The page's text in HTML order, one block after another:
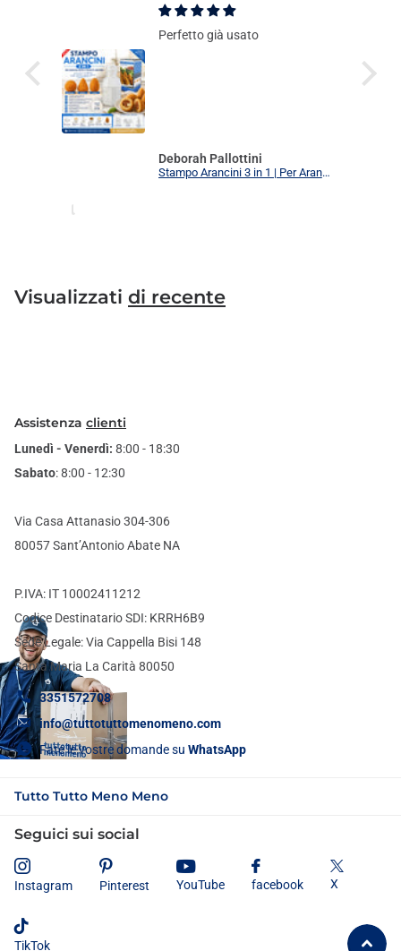
Perfetto già usato
Deborah Pallottini
Stampo Arancini 3 in 1 | Per Arancini, Supplì e Polpette Uniformi | 3 Forme Intercambiabili Food Grade + Ricettario
Visualizzati di recente
Assistenza clienti
Lunedì - Venerdì: 8:00 - 18:30
Sabato: 8:00 - 12:30
Via Casa Attanasio 304-306
80057 Sant’Antonio Abate NA
P.IVA: IT 10002411212
Codice Destinatario SDI: KRRH6B9
Sede Legale: Via Cappella Bisi 148
Santa Maria La Carità 80050
3351572708
info@tuttotuttomenomeno.com
Fate le vostre domande su WhatsApp
Tutto Tutto Meno Meno
Seguici sui social
Instagram Pinterest YouTube facebook X
TikTok